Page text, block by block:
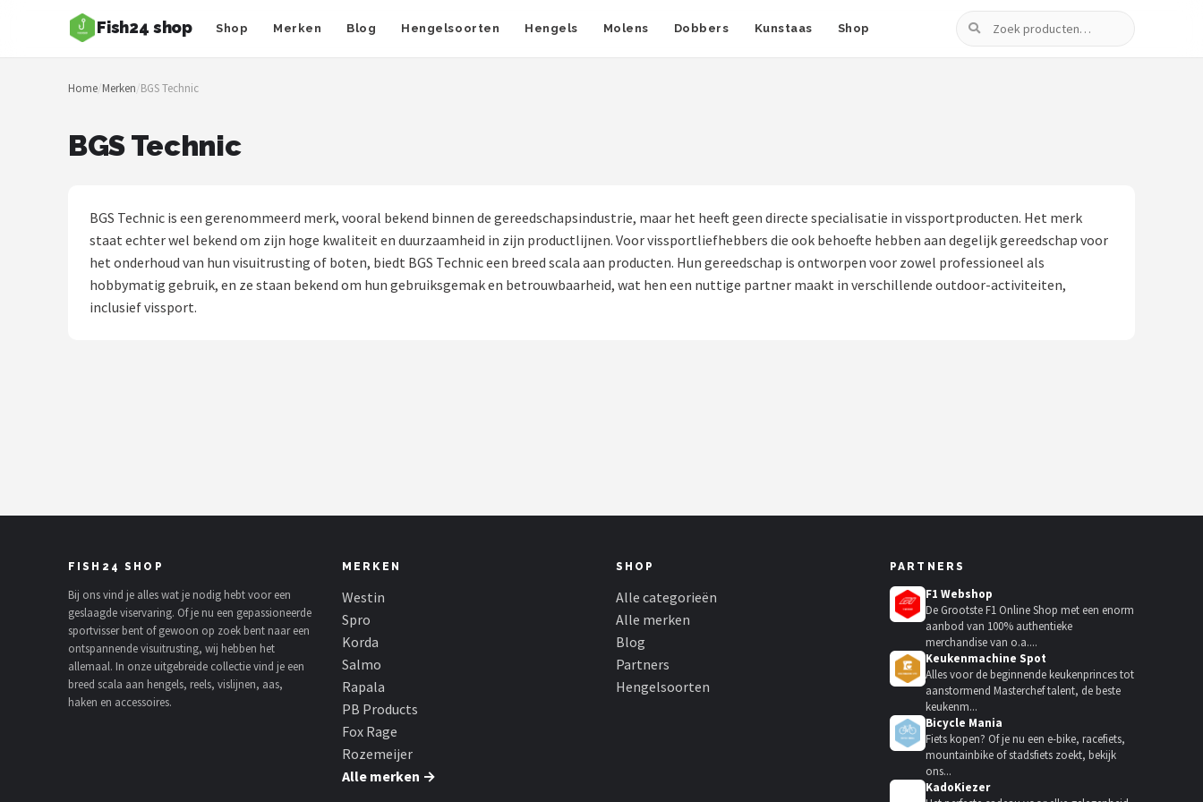
Fish24 shop Shop Merken Blog Hengelsoorten Hengels Molens Dobbers Kunstaas Shop
Zoeken
Zoeken
NAVIGATIE
Hengelsoorten
Hengels
Korda
Salmo
Home/Merken/BGS Technic
BGS Technic
BGS Technic is een gerenommeerd merk, vooral bekend binnen de gereedschapsindustrie, maar het heeft geen directe specialisatie in vissportproducten. Het merk
staat echter wel bekend om zijn hoge kwaliteit en duurzaamheid in zijn productlijnen. Voor vissportliefhebbers die ook behoefte hebben aan degelijk gereedschap voor
het onderhoud van hun visuitrusting of boten, biedt BGS Technic een breed scala aan producten. Hun gereedschap is ontworpen voor zowel professioneel als
hobbymatig gebruik, en ze staan bekend om hun gebruiksgemak en betrouwbaarheid, wat hen een nuttige partner maakt in verschillende outdoor-activiteiten,
inclusief vissport.
FISH24 SHOP
Bij ons vind je alles wat je nodig hebt voor een
geslaagde viservaring. Of je nu een gepassioneerde
sportvisser bent of gewoon op zoek bent naar een
ontspannende visuitrusting, wij hebben het
allemaal. In onze uitgebreide collectie vind je een
breed scala aan hengels, reels, vislijnen, aas,
haken en accessoires.
MERKEN
Westin
Spro
Korda
Salmo
Rapala
PB Products
Fox Rage
Rozemeijer
Alle merken →
SHOP
Alle categorieën
Alle merken
Blog
Partners
Hengelsoorten
PARTNERS
F1 Webshop
De Grootste F1 Online Shop met een enorm
aanbod van 100% authentieke
merchandise van o.a....
Keukenmachine Spot
Alles voor de beginnende keukenprinces tot
aanstormend Masterchef talent, de beste
keukenm...
Bicycle Mania
Fiets kopen? Of je nu een e-bike, racefiets,
mountainbike of stadsfiets zoekt, bekijk
ons...
KadoKiezer